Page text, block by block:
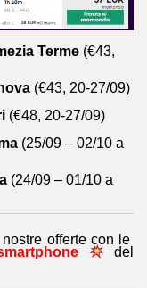
Terme (€43,
(€43, 20-27/09)
(€48, 20-27/09)
(25/09 – 02/10 a
(24/09 – 01/10 a
offerte con le
del